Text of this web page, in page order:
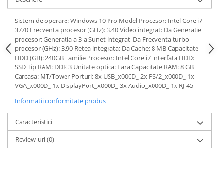
Sistem de operare: Windows 10 Pro Model Procesor: Intel Core i7-
3770 Frecventa procesor (GHz): 3.40 Video integrat: Da Generatie
procesor: Generatia a 3-a Sunet integrat: Da Frecventa turbo
procesor (GHz): 3.90 Retea integrata: Da Cache: 8 MB Capacitate
HDD (GB): 240GB Familie Procesor: Intel Core i7 Interfata HDD:
SSD Tip RAM: DDR 3 Unitate optica: Fara Capacitate RAM: 8 GB
Carcasa: MT/Tower Porturi: 8x USB_x000D_ 2x PS/2_x000D_ 1x
VGA_x000D_ 1x DisplayPort_x000D_ 3x Audio_x000D_ 1x RJ-45
Informatii conformitate produs
Caracteristici
Review-uri(0)